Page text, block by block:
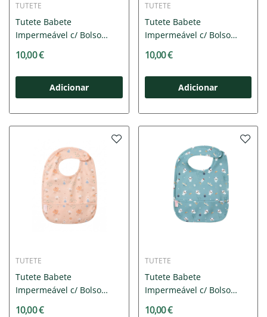
TUTETE
Tutete Babete
Impermeável c/ Bolso
10,00 €
Adicionar
TUTETE
Tutete Babete
Impermeável c/ Bolso
10,00 €
Adicionar
TUTETE
Tutete Babete
Impermeável c/ Bolso
10,00 €
TUTETE
Tutete Babete
Impermeável c/ Bolso
10,00 €